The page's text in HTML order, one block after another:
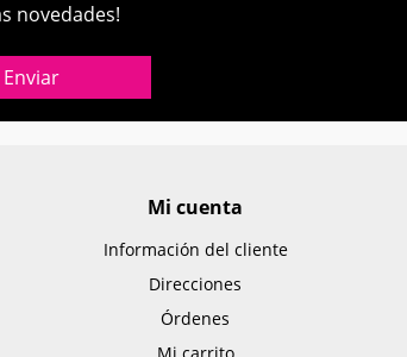
novedades!
Mi cuenta
Información del cliente
Direcciones
Órdenes